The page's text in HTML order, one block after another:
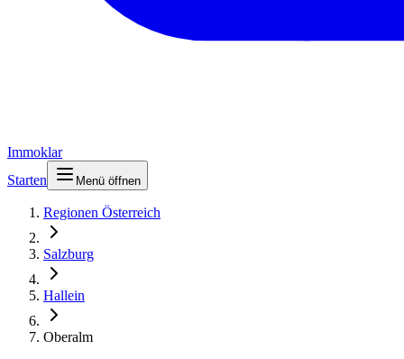
Immoklar
Starten
Menü öffnen
Regionen Österreich
Salzburg
Hallein
Oberalm